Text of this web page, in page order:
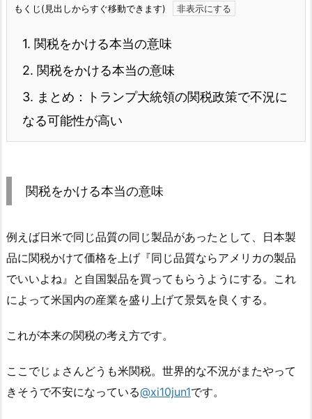
もくじ(見出しからすぐ移動できます)
1. 関税をかける本当の意味
2. 関税をかける本当の意味
3. まとめ：トランプ大統領の関税政策で不況に
なる可能性が高い
関税をかける本当の意味
例えば日米で同じ品質の同じ製品があったとして、日本製
品に関税かけて価格を上げ『同じ品質ならアメリカの製品
でいいよね』と自国製品を買ってもらうようにする。これ
によって米国内の産業を盛り上げて景気を良くする。
これが本来の関税の考え方です。
ここでじょさんどうも米関税。世界的な不況がまたやって
きそうで不安になっている@xi10jun1です。